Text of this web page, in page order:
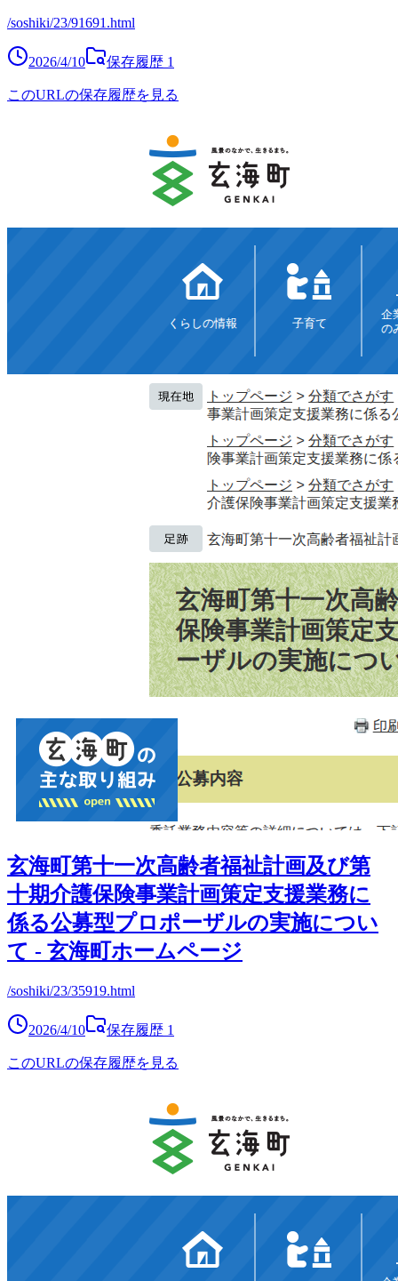
/soshiki/23/91691.html
2026/4/10 保存履歴 1
このURLの保存履歴を見る
玄海町第十一次高齢者福祉計画及び第
十期介護保険事業計画策定支援業務に
係る公募型プロポーザルの実施につい
て - 玄海町ホームページ
/soshiki/23/35919.html
2026/4/10 保存履歴 1
このURLの保存履歴を見る